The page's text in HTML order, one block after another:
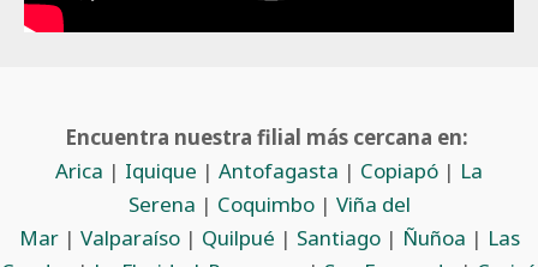
Encuentra nuestra filial más cercana en:
Arica | Iquique | Antofagasta | Copiapó | La
Serena | Coquimbo| Viña del
Mar| Valparaíso| Quilpué | Santiago| Ñuñoa | Las